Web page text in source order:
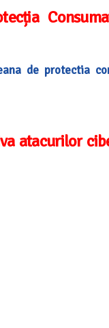
de protectia
atacurilor